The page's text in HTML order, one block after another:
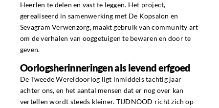
Heerlen te delen en vast te leggen. Het project,
gerealiseerd in samenwerking met De Kopsalon en
Sevagram Verwenzorg, maakt gebruik van community art
om de verhalen van ooggetuigen te bewaren en door te
geven.
Oorlogsherinneringen als levend erfgoed
De Tweede Wereldoorlog ligt inmiddels tachtig jaar
achter ons, en het aantal mensen dat er nog over kan
vertellen wordt steeds kleiner. TIJDNOOD richt zich op